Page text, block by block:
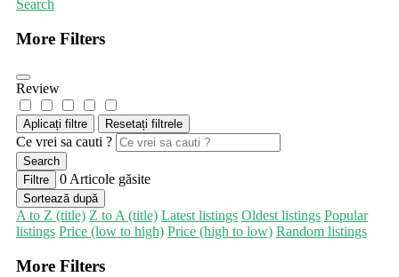
Search
More Filters
Review
Aplicați filtre Resetați filtrele
Ce vrei sa cauti ?
Search
Filtre
0 Articole găsite
Sortează după
A to Z (title) Z to A (title) Latest listings Oldest listings Popular
listings Price (low to high) Price (high to low) Random listings
More Filters